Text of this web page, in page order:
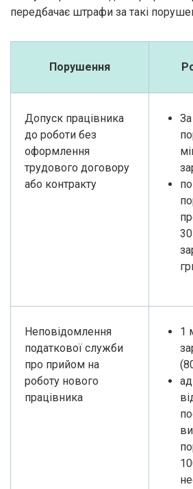
передбачає штрафи за такі
Порушення
Допуск працівника
до роботи без
оформлення
трудового договору
або контракту
Неповідомлення
податкової служби
про прийом на
роботу нового
працівника
1